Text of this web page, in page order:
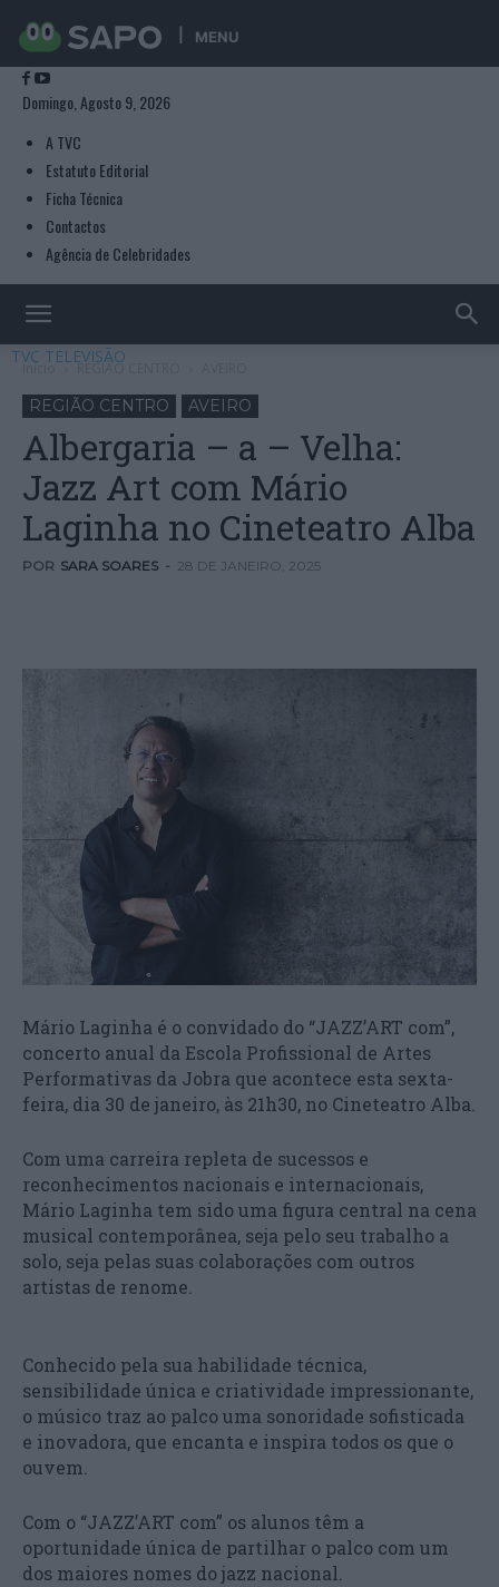
MENU
Domingo, Agosto 9, 2026
A TVC
Estatuto Editorial
Ficha Técnica
Contactos
Agência de Celebridades
TVC TELEVISÃO
Início REGIÃO CENTRO
REGIÃO CENTRO AVEIRO
Albergaria – a – Velha:
Jazz Art com Mário
Laginha no Cineteatro Alba
POR SARA SOARES - 28 DE JANEIRO, 2025
Mário Laginha é o convidado do “JAZZ’ART com”,
concerto anual da Escola Profissional de Artes
Performativas da Jobra que acontece esta sexta-
feira, dia 30 de janeiro, às 21h30, no Cineteatro Alba.
Com uma carreira repleta de sucessos e
reconhecimentos nacionais e internacionais,
Mário Laginha tem sido uma figura central na cena
musical contemporânea, seja pelo seu trabalho a
solo, seja pelas suas colaborações com outros
artistas de renome.
Conhecido pela sua habilidade técnica,
sensibilidade única e criatividade impressionante,
o músico traz ao palco uma sonoridade sofisticada
e inovadora, que encanta e inspira todos os que o
ouvem.
Com o “JAZZ’ART com” os alunos têm a
oportunidade única de partilhar o palco com um
dos maiores nomes do jazz nacional.